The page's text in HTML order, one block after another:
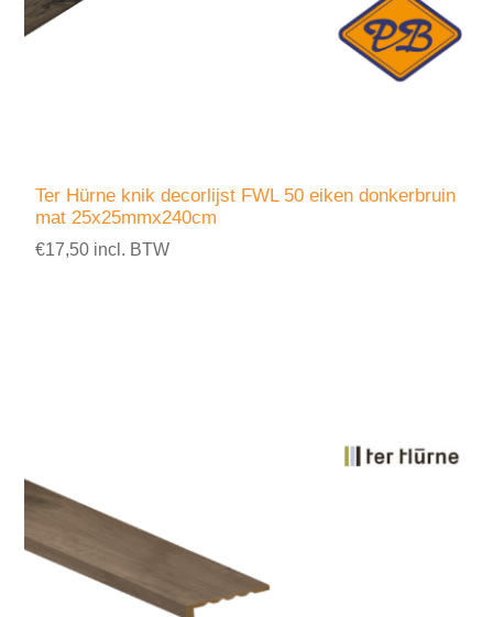
Ter Hürne knik decorlijst FWL 50 eiken donkerbruin
mat 25x25mmx240cm
€17,50 incl. BTW